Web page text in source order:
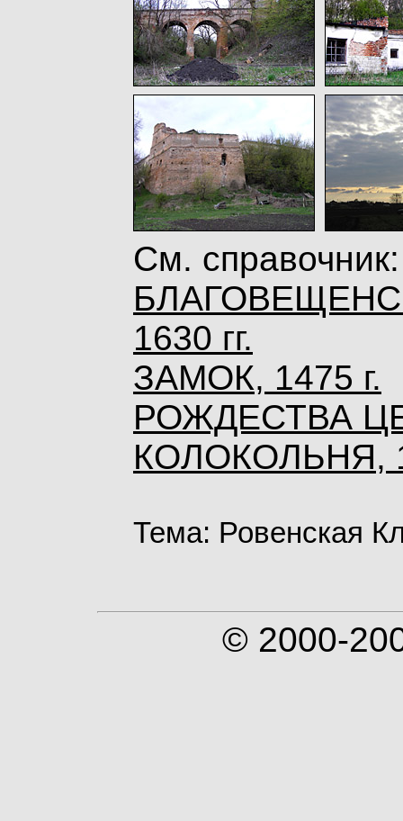
См. справочник:
1630 гг.
ЗАМОК, 1475 г.
РОЖДЕСТВА
КОЛОКОЛЬНЯ,
Тема: Ровенская
© 2000-